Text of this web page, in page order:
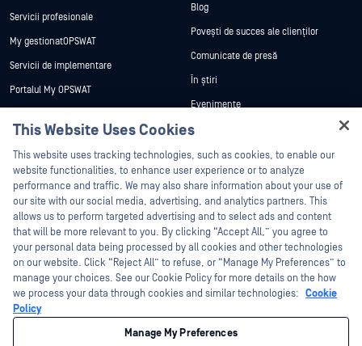
Servicii profesionale
My gestionatOPSWAT
Servicii de implementare
Portalul My OPSWAT
vulnerabilităților
Parteneri
Certificare
Parteneri tehnologici
Program de parteneriat de canal
Blog
Povești de succes ale clienților
Comunicate de presă
În știri
Evenimente
Webinare
Fișe de date
Cărți albe
Instrumente gratuite
©2026 OPSWAT . Toate drepturile rezervate. OPSWAT, MetaDefender, Metascan,
MetaAccess, OPSWAT , Trust no File. Trust No Device., OPSWAT , Protecting the
World's Critical Infrastructure, Deep CDR™ Technology, InQuest, logo-ul InQuest,
DFI, RetroHunt, Deep File Inspection și Join the Hunt sunt mărci comerciale ale
This Website Uses Cookies
This website uses tracking technologies, such as cookies, to enable our
website functionalities, to enhance user experience or to analyze
performance and traffic. We may also share information about your use of
our site with our social media, advertising, and analytics partners. This
allows us to perform targeted advertising and to select ads and content
that will be more relevant to you. By clicking “Accept All,” you agree to
your personal data being processed by all cookies and other technologies
on our website. Click “Reject All” to refuse, or “Manage My Preferences” to
manage your choices. See our Cookie Policy for more details on the how
we process your data through cookies and similar technologies: Cookie
Policy
Manage My Preferences
Hey there!
I'm Ozzy, your OPSWAT virtual assistant.
How can I help you secure what's critical
today?